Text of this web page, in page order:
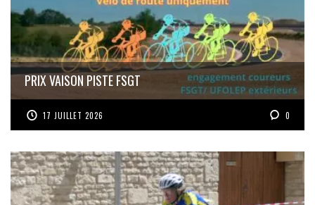
PRIX VAISON PISTE FSGT
17 JUILLET 2026 0